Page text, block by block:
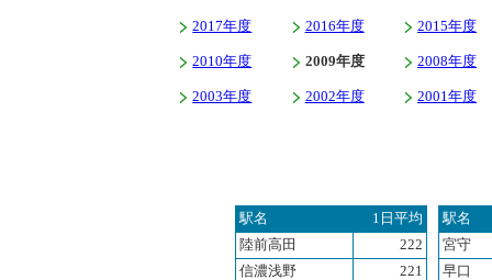
2017年度 2016年度 2015年度
2010年度 2009年度 2008年度
2003年度 2002年度 2001年度
駅名
1日平均
陸前高田
222
信濃浅野
221
駅名
宮守
早口